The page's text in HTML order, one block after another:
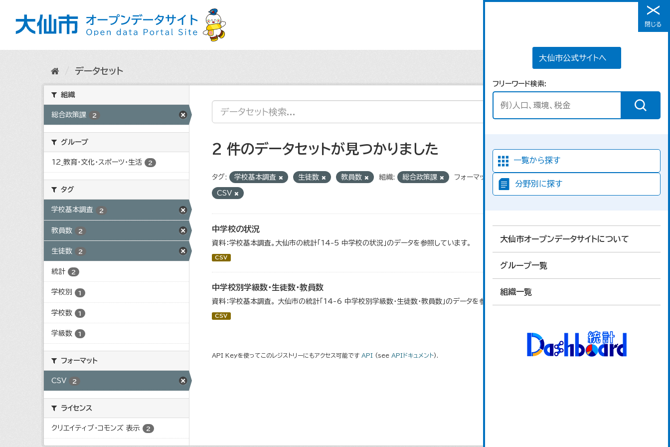
メニュー
大仙市公式サイトへ
フリーワード検索
一覧から探す
分野別に探す
大仙市オープンデータサイトについて
グループ一覧
組織一覧
閉じる
データセット
組織
総合政策課 2
グループ
12_教育・文化・スポーツ・生活 2
タグ
学校基本調査 2
教員数 2
生徒数 2
統計 2
学校別 1
学校数 1
学級数 1
フォーマット
CSV 2
ライセンス
クリエイティブ・コモンズ 表示 2
2 件のデータセットが見つかりました
タグ: 学校基本調査 生徒数 教員数 組織: 総合政策課 フォーマット:
CSV
中学校の状況
資料：学校基本調査。大仙市の統計「14-5 中学校の状況」のデータを参照しています。
CSV
中学校別学級数・生徒数・教員数
資料：学校基本調査。 大仙市の統計「14-6 中学校別学級数・生徒数・教員数」のデータを参照しています。
CSV
API Keyを使ってこのレジストリーにもアクセス可能です API (see APIドキュメント).